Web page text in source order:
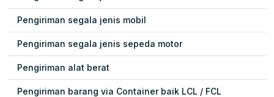
Pengiriman segala jenis mobil
Pengiriman segala jenis sepeda motor
Pengiriman alat berat
Pengiriman barang via Container baik LCL / FCL